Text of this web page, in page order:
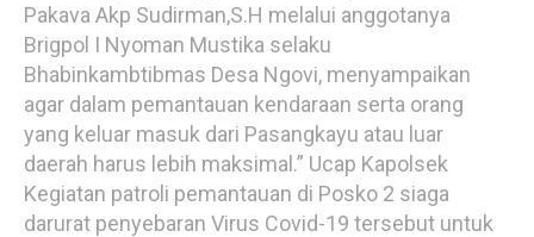
Pakava Akp Sudirman,S.H melalui anggotanya
Brigpol I Nyoman Mustika selaku
Bhabinkambtibmas Desa Ngovi, menyampaikan
agar dalam pemantauan kendaraan serta orang
yang keluar masuk dari Pasangkayu atau luar
daerah harus lebih maksimal.” Ucap Kapolsek
Kegiatan patroli pemantauan di Posko 2 siaga
darurat penyebaran Virus Covid-19 tersebut untuk